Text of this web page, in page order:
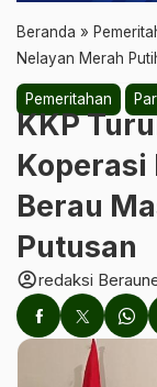
Beranda »
Nelayan Merah
Pemeritahan
KKP
Koperasi
Berau
Putusan
account_circleredaksi